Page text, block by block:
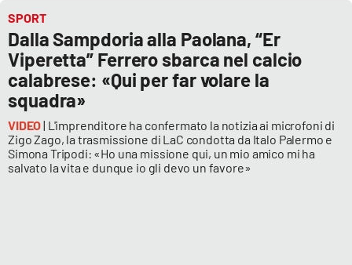
SPORT
Dalla Sampdoria alla Paolana, “Er
Viperetta” Ferrero sbarca nel calcio
calabrese: «Qui per far volare la
squadra»
VIDEO| L'imprenditore ha confermato la notizia ai microfoni di
Zigo Zago, la trasmissione di LaC condotta da Italo Palermo e
Simona Tripodi: «Ho una missione qui, un mio amico mi ha
salvato la vita e dunque io gli devo un favore»